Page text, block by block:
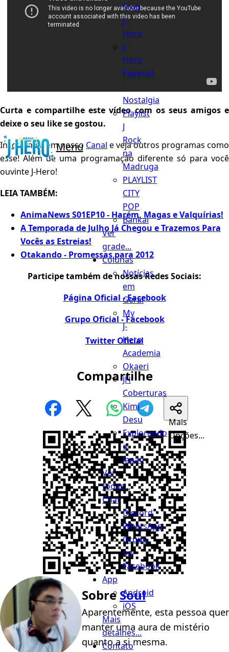
Menu
Stop
J-
Hero
J-
Hero
Especial
-
Nostalgia
Playlist
J
Rock
na
Madruga
PLAYLIST
CITY
POP
Bankai
Ver
grade...
Colunas
Notícias
em
Geral
My
J-
Hero
Academia
Okaeri
JH
Coberturas
Kimi
Desu
Explorando
o
Japão
Ver
todas...
Chat
Discord
WhatsApp
Grupo
no
Facebook
App
Android
iOS
Mais
detalhes...
Contato
Curta e compartilhe este vídeo com os seus amigos e
deixe o seu like se gostou.
Inscreva-se em nosso Canal e veja outros programas como
esse! Além de uma programação diferente só para você
ouvinte J-Hero!
LEIA TAMBÉM:
AnimaNews S01EP10 - Harém, Magas e Valquírias!
A Temporada de Julho Já Chegou e Trazemos Para
Vocês as Estreias!
Otakando - Promessas para 2012
Participe também de nossas Redes Sociais:
Página Oficial - Facebook
Grupo Oficial - Facebook
Twitter Oficial
Compartilhe
Mais
Opções...
SobreSoul
Aparentemente, esta pessoa quer
manter uma aura de mistério
quanto a si mesma.